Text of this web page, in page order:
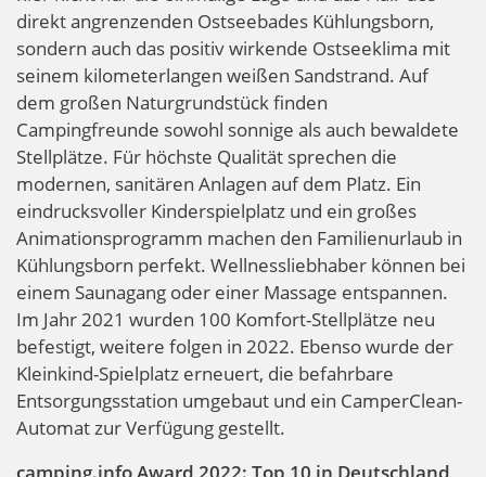
direkt angrenzenden Ostseebades Kühlungsborn,
sondern auch das positiv wirkende Ostseeklima mit
seinem kilometerlangen weißen Sandstrand. Auf
dem großen Naturgrundstück finden
Campingfreunde sowohl sonnige als auch bewaldete
Stellplätze. Für höchste Qualität sprechen die
modernen, sanitären Anlagen auf dem Platz. Ein
eindrucksvoller Kinderspielplatz und ein großes
Animationsprogramm machen den Familienurlaub in
Kühlungsborn perfekt. Wellnessliebhaber können bei
einem Saunagang oder einer Massage entspannen.
Im Jahr 2021 wurden 100 Komfort-Stellplätze neu
befestigt, weitere folgen in 2022. Ebenso wurde der
Kleinkind-Spielplatz erneuert, die befahrbare
Entsorgungsstation umgebaut und ein CamperClean-
Automat zur Verfügung gestellt.